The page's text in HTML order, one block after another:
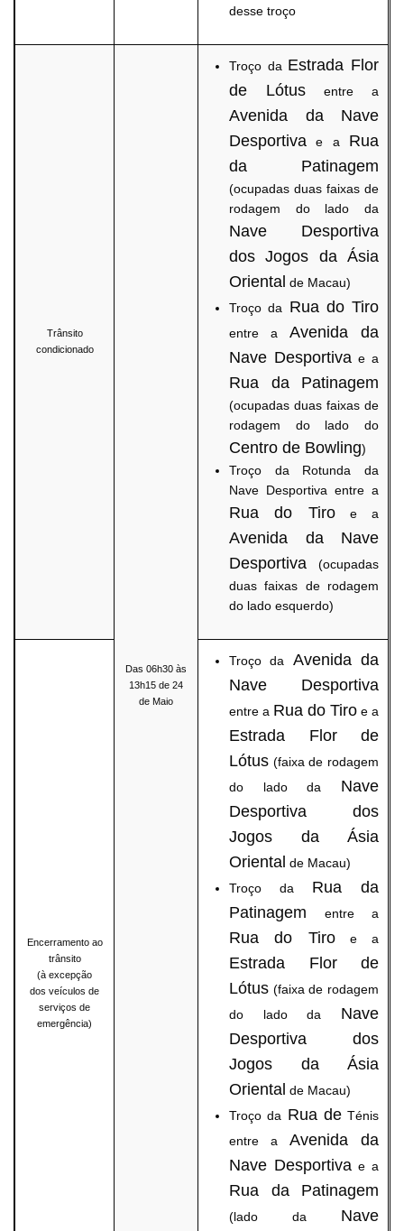
desse troço
Trânsito
condicionado
Das 06h30 às
13h15 de 24
de Maio
Troço da Estrada Flor
de Lótus entre a
Avenida da Nave
Desportiva e a Rua
da Patinagem
(ocupadas duas faixas de
rodagem do lado da
Nave Desportiva
dos Jogos da Ásia
Oriental de Macau)
Troço da Rua do Tiro
entre aAvenida da
Nave Desportiva e a
Rua da Patinagem
(ocupadas duas faixas de
rodagem do lado do
Centro de Bowling)
Troço da Rotunda da
Nave Desportiva entre a
Rua do Tiroe a
Avenida da Nave
Desportiva (ocupadas
duas faixas de rodagem
do lado esquerdo)
Encerramento ao
trânsito
(à excepção
dos veículos de
serviços de
emergência)
Troço da Avenida da
Nave Desportiva
entre a Rua do Tiro e a
Estrada Flor de
Lótus (faixa de rodagem
do lado da Nave
Desportiva dos
Jogos da Ásia
Oriental de Macau)
Troço da Rua da
Patinagem entre a
Rua do Tiroe a
Estrada Flor de
Lótus (faixa de rodagem
do lado da Nave
Desportiva dos
Jogos da Ásia
Oriental de Macau)
Troço da Rua deTénis
entre aAvenida da
Nave Desportiva e a
Rua da Patinagem
(lado da Nave